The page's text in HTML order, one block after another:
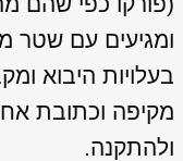
ומגיעים עם שטר
בעלויות היבוא
מקיפה וכתובת
ולהתקנה.